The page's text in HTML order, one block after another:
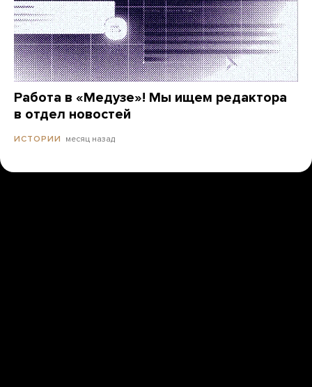
Работа в «Медузе»! Мы ищем редактора
в отдел новостей
ИСТОРИИ месяц назад